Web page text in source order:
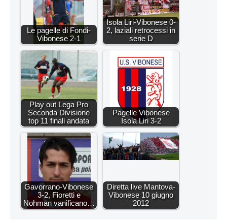
Le pagelle di Fondi-
Vibonese 2-1
Isola Liri-Vibonese 0-
2, laziali retrocessi in
serie D
Play out Lega Pro
Seconda Divisione
top 11 finali andata
Pagelle Vibonese
Isola Liri 3-2
Gavorrano-Vibonese
3-2, Fioretti e
Nohman vanificano…
Diretta live Mantova-
Vibonese 10 giugno
2012